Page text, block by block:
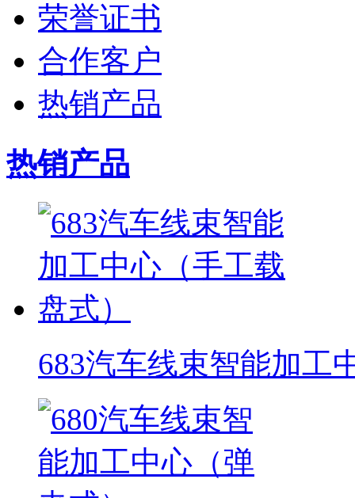
荣誉证书
合作客户
热销产品
热销产品
683汽车线束智能加工